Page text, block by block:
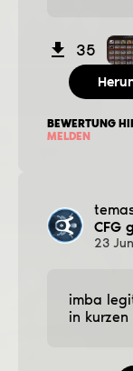
35
BEWERTUNG
MELDEN
CFG
23
imba
in